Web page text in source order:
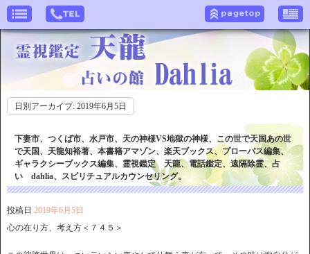
日別アーカイブ: 2019年6月5日
下妻市、つくば市、水戸市、天の神様VS地獄の神様、この世で天国あの世
で天国、天龍知裕著、本書籍アマゾン、楽天ブックス、プローパス編集、
ギャラクシーブックス編集、霊視鑑定 天龍、電話鑑定、遠隔除霊、占
い dahlia、スピリチュアルカウンセリング。
投稿日 2019年6月5日
心の在り方、考え方＜７４５＞